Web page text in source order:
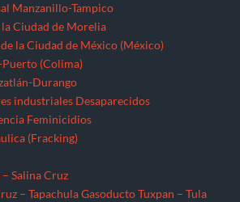
Manzanillo-Tampico
Ciudad de Morelia
la Ciudad de México (México)
(Colima)
Durango
industriales Desaparecidos
Feminicidios
(Fracking)
Salina Cruz
– Tapachula Gasoducto Tuxpan – Tula